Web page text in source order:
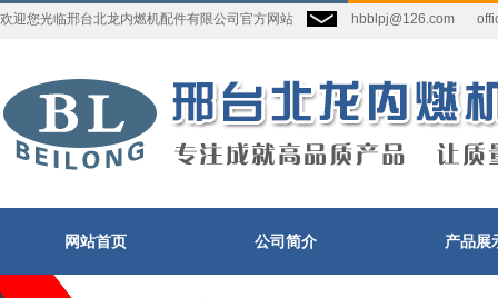
欢迎您光临邢台北龙内燃机配件有限公司官方网站 hbblpj@126.com
网站首页 公司简介 产品展